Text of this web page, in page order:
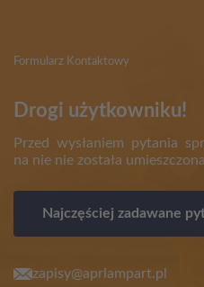
Formularz Kontaktowy
Drogi użytkowniku!
Przed wysłaniem pytania
na nie nie została
Najczęściej zadawane
zapisy@aprlampart.pl